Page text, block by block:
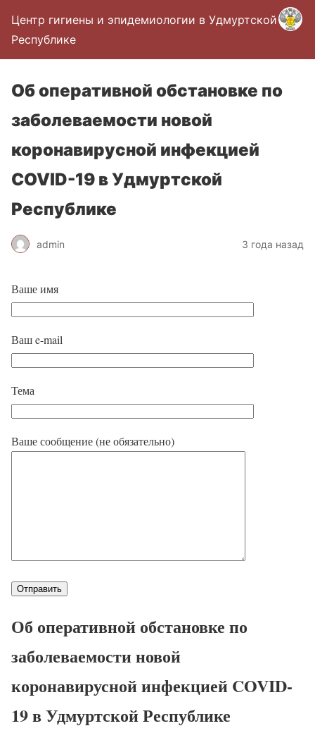
Центр гигиены и эпидемиологии в Удмуртской
Республике
Об оперативной обстановке по
заболеваемости новой
коронавирусной инфекцией
COVID-19 в Удмуртской
Республике
admin 3 года назад
Ваше имя
Ваш e-mail
Тема
Ваше сообщение (не обязательно)
Об оперативной обстановке по
заболеваемости новой
коронавирусной инфекцией COVID-
19 в Удмуртской Республике